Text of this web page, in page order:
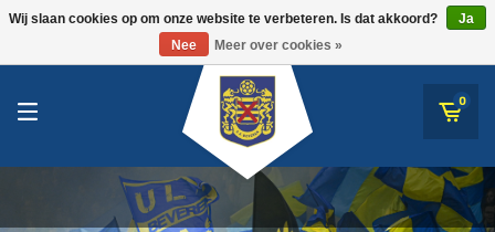
SK Beveren
Topfanz Outlet
0
Wij slaan cookies op om onze website te verbeteren. Is dat akkoord?
Ja
Nee
Meer over cookies »